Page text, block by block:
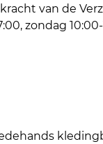
van de
zondag